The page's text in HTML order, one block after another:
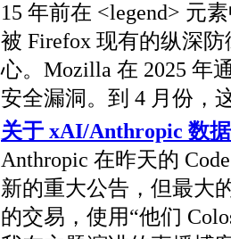
15 年前在 <legend> 元
被 Firefox 现有的纵深
心。Mozilla 在 2025 年
安全漏洞。到 4 月份，
关于 xAI/Anthropic 数
Anthropic 在昨天的
新的重大公告，但最大
的交易，使用“他们